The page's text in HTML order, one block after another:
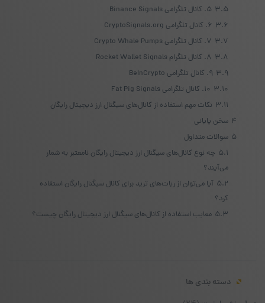
3.5 ۵. کانال تلگرامی Binance Signals
3.6 ۶. کانال تلگرامی CryptoSignals.org
3.7 ۷. کانال تلگرامی Crypto Whale Pumps
3.8 ۸. کانال تلگرام Rocket Wallet Signals
3.9 ۹. کانال تلگرامی BeInCrypto
3.10 ۱۰. کانال تلگرامی Fat Pig Signals
3.11 نکات مهم استفاده از کانال‌های سیگنال ارز دیجیتال رایگان
4 سخن پایانی
5 سوالات متداول
5.1 چه نوع کانال‌های سیگنال ارز دیجیتال رایگان نامعتبر به شمار
می‌آیند؟
5.2 آیا می‌توان از ربات‌های ترید برای کانال سیگنال رایگان استفاده
کرد؟
5.3 معایب استفاده از کانال‌های سیگنال ارز دیجیتال رایگان چیست؟
دسته بندی ها